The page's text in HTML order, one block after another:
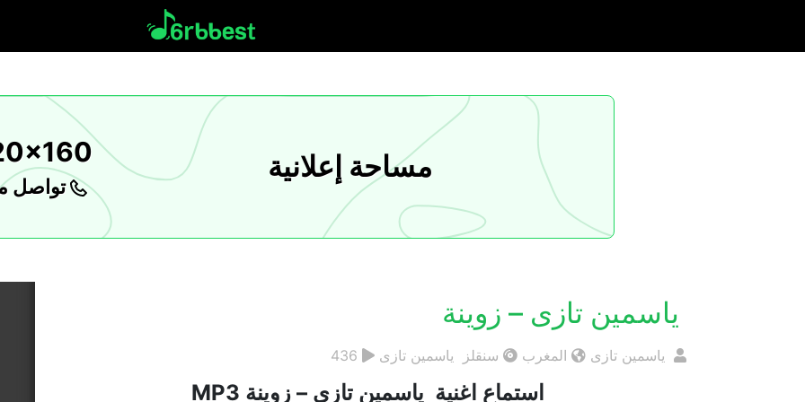
مساحة إعلانية
تواصل
ياسمين تازى – زوينة
ياسمين تازى المغرب سنقلز ياسمين تازى
استماع اغنية ياسمين تازى – زوينة MP3